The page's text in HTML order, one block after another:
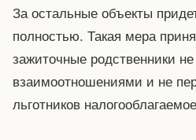
За остальные объекты
полностью. Такая мера
зажиточные родственники
взаимоотношениями и не
льготников